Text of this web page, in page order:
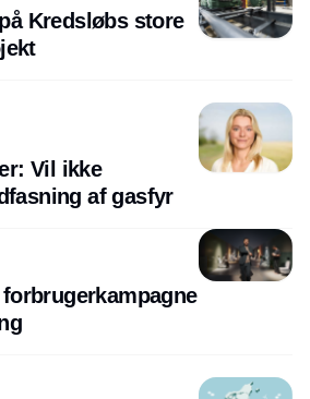
Kredsløbs store
Vil ikke
af gasfyr